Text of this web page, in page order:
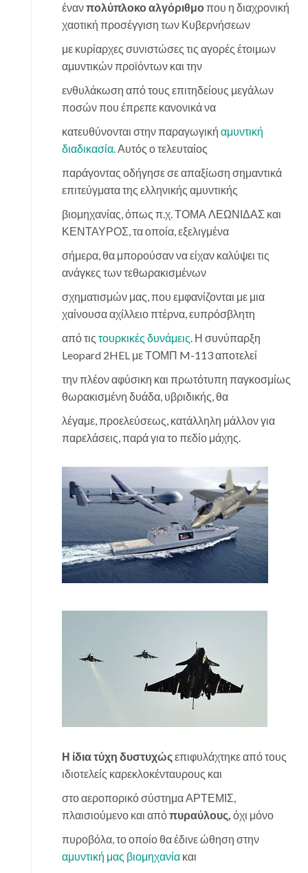
ένανπολύπλοκο αλγόριθμοπου η διαχρονική
χαοτική προσέγγιση των Κυβερνήσεων
με κυρίαρχες συνιστώσες τις αγορές έτοιμων
αμυντικών προϊόντων και την
ενθυλάκωση από τους επιτηδείους μεγάλων
ποσών που έπρεπε κανονικά να
κατευθύνονται στην παραγωγική αμυντική
διαδικασία.Αυτός ο τελευταίος
παράγοντας οδήγησε σε απαξίωση σημαντικά
επιτεύγματα της ελληνικής αμυντικής
βιομηχανίας, όπως π.χ. ΤΟΜΑ ΛΕΩΝΙΔΑΣ και
ΚΕΝΤΑΥΡΟΣ, τα οποία, εξελιγμένα
σήμερα, θα μπορούσαν να είχαν καλύψει τις
ανάγκες των τεθωρακισμένων
σχηματισμών μας, που εμφανίζονται με μια
χαίνουσα αχίλλειο πτέρνα, ευπρόσβλητη
από τις τουρκικές δυνάμεις. Η συνύπαρξη
Leopard 2HEL με ΤΟΜΠ M-113 αποτελεί
την πλέον αφύσικη και πρωτότυπη παγκοσμίως
θωρακισμένη δυάδα, υβριδικής, θα
λέγαμε, προελεύσεως, κατάλληλη μάλλον για
παρελάσεις, παρά για το πεδίο μάχης.
Η ίδια τύχη δυστυχώςεπιφυλάχτηκε από τους
ιδιοτελείς καρεκλοκένταυρους και
στο αεροπορικό σύστημα ΑΡΤΕΜΙΣ,
πλαισιούμενο και απόπυραύλους, όχι μόνο
πυροβόλα, το οποίο θα έδινε ώθηση στην
αμυντική μας βιομηχανία και